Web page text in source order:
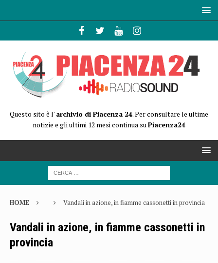
Questo sito è l'archivio di Piacenza 24. Per consultare le ultime
notizie e gli ultimi 12 mesi continua suPiacenza24
HOME Vandali in azione, in fiamme cassonetti in provincia
Vandali in azione, in fiamme cassonetti in
provincia